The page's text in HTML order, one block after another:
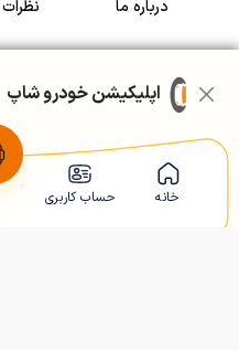
خانه حساب کاربری
درباره ما
سرمایه گذاری در
رضایت
Khodroshop.ir
اپلیکیشن خودرو شاپ